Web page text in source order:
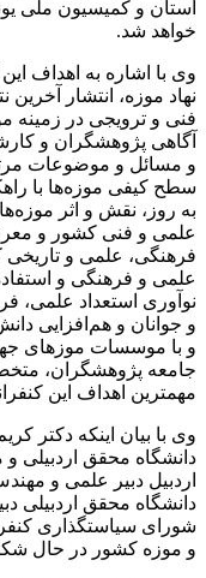
استان و کمیسیون ملی
خواهد شد.
وی با اشاره به اهداف
نهاد موزه، انتشار
فنی و ترویجی در زمینه
آگاهی پژوهشگران و
و مسائل و موضوعات
سطح کیفی موزه­‌ها با
به روز، نقش و اثر
علمی و فنی کشور و
فرهنگی، علمی و تاریخی
علمی و فرهنگی و
نوآوری استعداد علمی،
و جوانان و هم‌افزایی
و با موسسات موزه­ای
جامعه پژوهشگران،
مهمترین اهداف این
وی با بیان اینکه دکتر
دانشگاه محقق اردبیلی
اردبیل دبیر علمی و
دانشگاه محقق اردبیلی
شورای سیاستگذاری
و موزه کشور در حال